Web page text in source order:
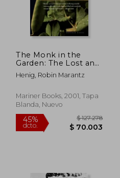
45%
The Monk in the
Garden: The Lost and
Found Genius of
Gregor Mendel, the
(en Inglés)
Henig, Robin Marantz
Mariner Books, 2001, Tapa
Blanda, Nuevo